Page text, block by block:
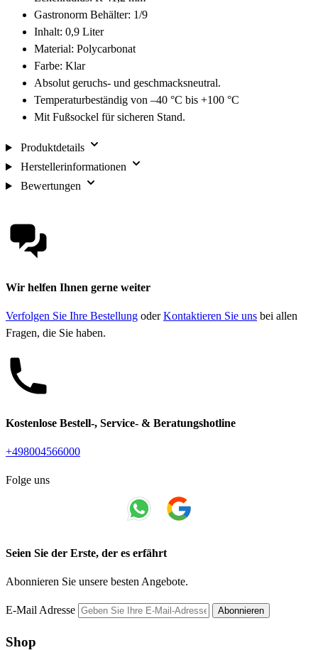
Gastronorm Behälter: 1/9
Inhalt: 0,9 Liter
Material: Polycarbonat
Farbe: Klar
Absolut geruchs- und geschmacksneutral.
Temperaturbeständig von –40 °C bis +100 °C
Mit Fußsockel für sicheren Stand.
Produktdetails
Herstellerinformationen
Bewertungen
Wir helfen Ihnen gerne weiter
Verfolgen Sie Ihre Bestellung oderKontaktieren Sie uns bei allen
Fragen, die Sie haben.
Kostenlose Bestell-, Service- & Beratungshotline
+498004566000
Folge uns
Seien Sie der Erste, der es erfährt
Abonnieren Sie unsere besten Angebote.
E-Mail Adresse Abonnieren
Shop